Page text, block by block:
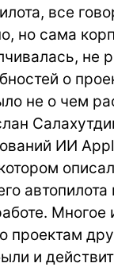
все
но сама
не
о
не о чем
ИИ
автопилота
Многое
проектам
и